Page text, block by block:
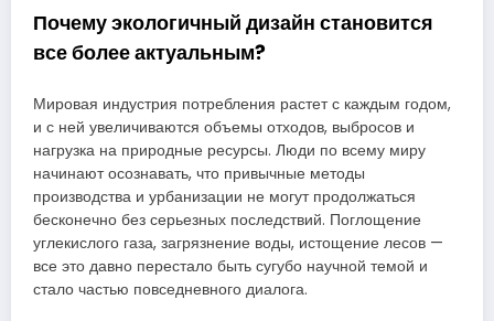
Почему экологичный дизайн становится
все более актуальным?
Мировая индустрия потребления растет с каждым годом,
и с ней увеличиваются объемы отходов, выбросов и
нагрузка на природные ресурсы. Люди по всему миру
начинают осознавать, что привычные методы
производства и урбанизации не могут продолжаться
бесконечно без серьезных последствий. Поглощение
углекислого газа, загрязнение воды, истощение лесов —
все это давно перестало быть сугубо научной темой и
стало частью повседневного диалога.